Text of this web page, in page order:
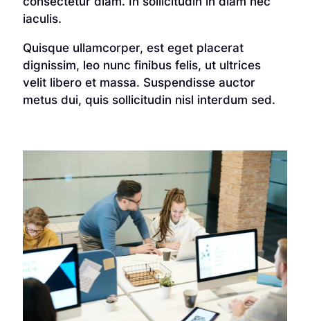
iaculis.
Quisque ullamcorper, est eget placerat
dignissim, leo nunc finibus felis, ut ultrices
velit libero et massa. Suspendisse auctor
metus dui, quis sollicitudin nisl interdum sed.